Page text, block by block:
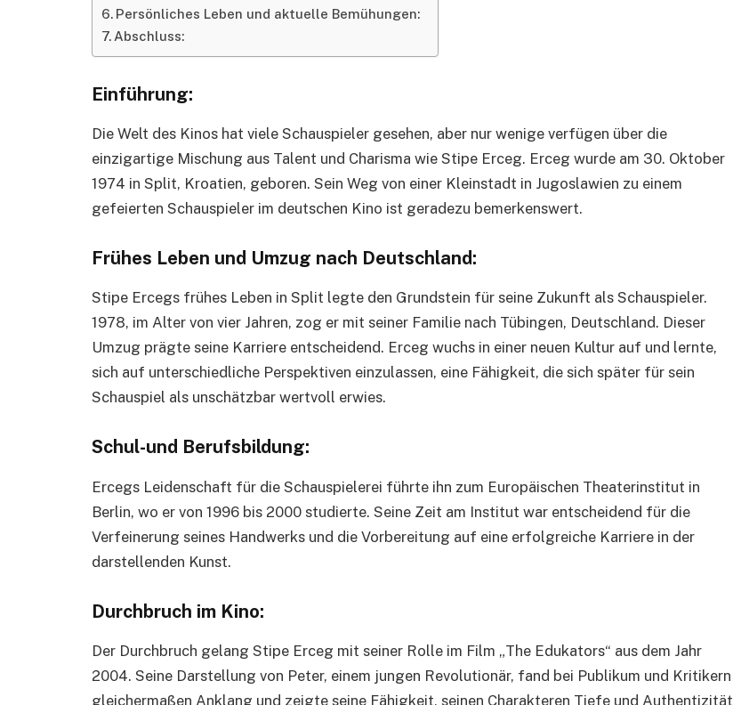
Persönliches Leben und aktuelle Bemühungen:
Abschluss:
Einführung:
Die Welt des Kinos hat viele Schauspieler gesehen, aber nur wenige verfügen über die
einzigartige Mischung aus Talent und Charisma wie Stipe Erceg. Erceg wurde am 30. Oktober
1974 in Split, Kroatien, geboren. Sein Weg von einer Kleinstadt in Jugoslawien zu einem
gefeierten Schauspieler im deutschen Kino ist geradezu bemerkenswert.
Frühes Leben und Umzug nach Deutschland:
Stipe Ercegs frühes Leben in Split legte den Grundstein für seine Zukunft als Schauspieler.
1978, im Alter von vier Jahren, zog er mit seiner Familie nach Tübingen, Deutschland. Dieser
Umzug prägte seine Karriere entscheidend. Erceg wuchs in einer neuen Kultur auf und lernte,
sich auf unterschiedliche Perspektiven einzulassen, eine Fähigkeit, die sich später für sein
Schauspiel als unschätzbar wertvoll erwies.
Schul-und Berufsbildung:
Ercegs Leidenschaft für die Schauspielerei führte ihn zum Europäischen Theaterinstitut in
Berlin, wo er von 1996 bis 2000 studierte. Seine Zeit am Institut war entscheidend für die
Verfeinerung seines Handwerks und die Vorbereitung auf eine erfolgreiche Karriere in der
darstellenden Kunst.
Durchbruch im Kino:
Der Durchbruch gelang Stipe Erceg mit seiner Rolle im Film „The Edukators“ aus dem Jahr
2004. Seine Darstellung von Peter, einem jungen Revolutionär, fand bei Publikum und Kritikern
gleichermaßen Anklang und zeigte seine Fähigkeit, seinen Charakteren Tiefe und Authentizität